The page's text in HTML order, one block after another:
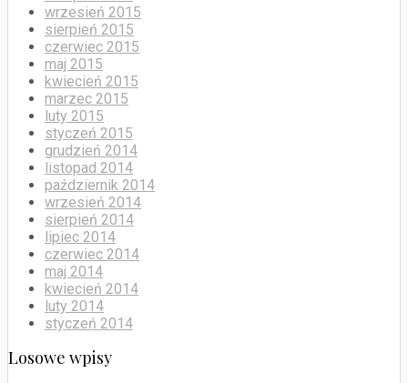
wrzesień 2015
sierpień 2015
czerwiec 2015
maj 2015
kwiecień 2015
marzec 2015
luty 2015
styczeń 2015
grudzień 2014
listopad 2014
październik 2014
wrzesień 2014
sierpień 2014
lipiec 2014
czerwiec 2014
maj 2014
kwiecień 2014
luty 2014
styczeń 2014
Losowe wpisy